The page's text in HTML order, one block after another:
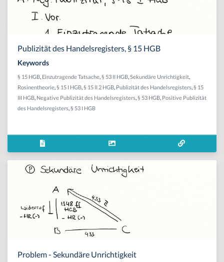
Publizität des Handelsregisters, § 15 HGB
Keywords
§ 15 HGB Einzutragende Tatsache § 53 II HGB Sekundäre Unrichtigkeit
Rosinentheorie § 15 I HGB § 15 II 2 HGB Publizität des Handelsregisters § 15
III HGB Negative Publizität des Handelsregisters § 53 HGB Positive Publizität
des Handelsregisters § 53 I HGB
Problem - Sekundäre Unrichtigkeit